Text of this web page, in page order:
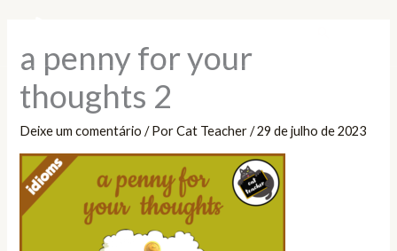
conteúdo
a penny for your
thoughts 2
Deixe um comentário / PorCat Teacher/29 de julho de 2023